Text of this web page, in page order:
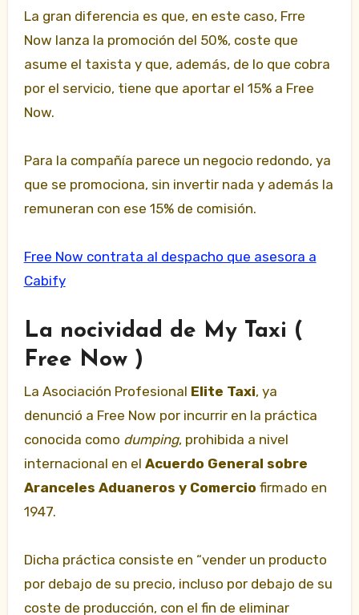
La gran diferencia es que, en este caso, Frre
Now lanza la promoción del 50%, coste que
asume el taxista y que, además, de lo que cobra
por el servicio, tiene que aportar el 15% a Free
Now.
Para la compañía parece un negocio redondo, ya
que se promociona, sin invertir nada y además la
remuneran con ese 15% de comisión.
Free Now contrata al despacho que asesora a
Cabify
La nocividad de My Taxi (
Free Now )
La Asociación Profesional Elite Taxi, ya
denunció a Free Now por incurrir en la práctica
conocida como dumping, prohibida a nivel
internacional en el Acuerdo General sobre
Aranceles Aduaneros y Comercio firmado en
1947.
Dicha práctica consiste en “vender un producto
por debajo de su precio, incluso por debajo de su
coste de producción, con el fin de eliminar